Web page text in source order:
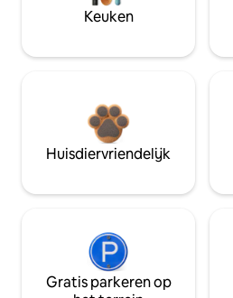
Keuken
Huisdiervriendelijk
Gratis parkeren op